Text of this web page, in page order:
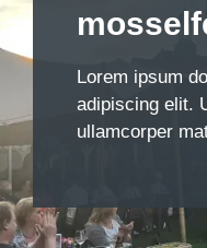
Lorem ipsum
adipiscing elit.
ullamcorper